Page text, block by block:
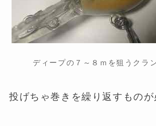
ディープの７～８ｍを狙うクラ
投げちゃ巻きを繰り返すものが